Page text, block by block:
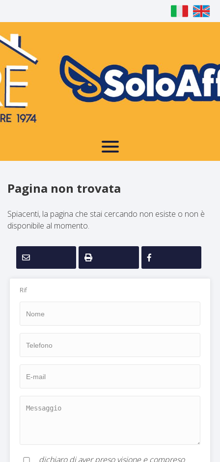
Home
Immobili In Vendita
Immobili In Affitto
Chi Siamo
Servizi
Lascia Una Richiesta
Proponi Un Immobile
Pagina non trovata
Spiacenti, la pagina che stai cercando non esiste o non è
disponibile al momento.
Rif
dichiaro di aver preso visione e compreso